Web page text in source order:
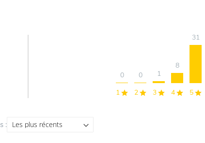
1
0
2
0
3
1
4
8
5
31
: